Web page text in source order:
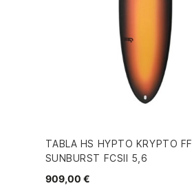
TABLA HS HYPTO KRYPTO FF
SUNBURST FCSII 5,6
909,00 €